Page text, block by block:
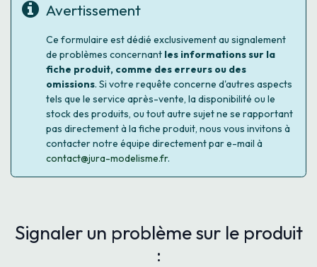
Avertissement
Ce formulaire est dédié exclusivement au signalement
de problèmes concernant les informations sur la
fiche produit, comme des erreurs ou des
omissions. Si votre requête concerne d'autres aspects
tels que le service après-vente, la disponibilité ou le
stock des produits, ou tout autre sujet ne se rapportant
pas directement à la fiche produit, nous vous invitons à
contacter notre équipe directement par e-mail à
contact@jura-modelisme.fr.
Signaler un problème sur le produit
: